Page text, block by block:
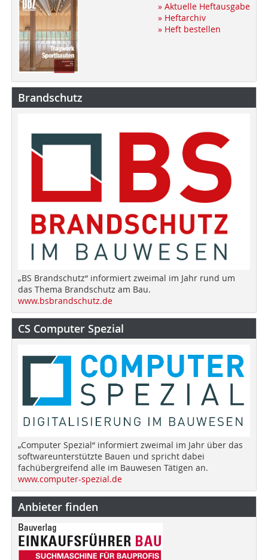
» Aktuelle Heftausgabe
» Heftarchiv
» Heft bestellen
Brandschutz
„BS Brandschutz“ informiert zweimal im Jahr rund um
das Thema Brandschutz am Bau.
www.bsbrandschutz.de
CS Computer Spezial
„Computer Spezial“ informiert zweimal im Jahr über das
softwareunterstützte Bauen und spricht dabei
fachübergreifend alle im Bauwesen Tätigen an.
www.computer-spezial.de
Anbieter finden